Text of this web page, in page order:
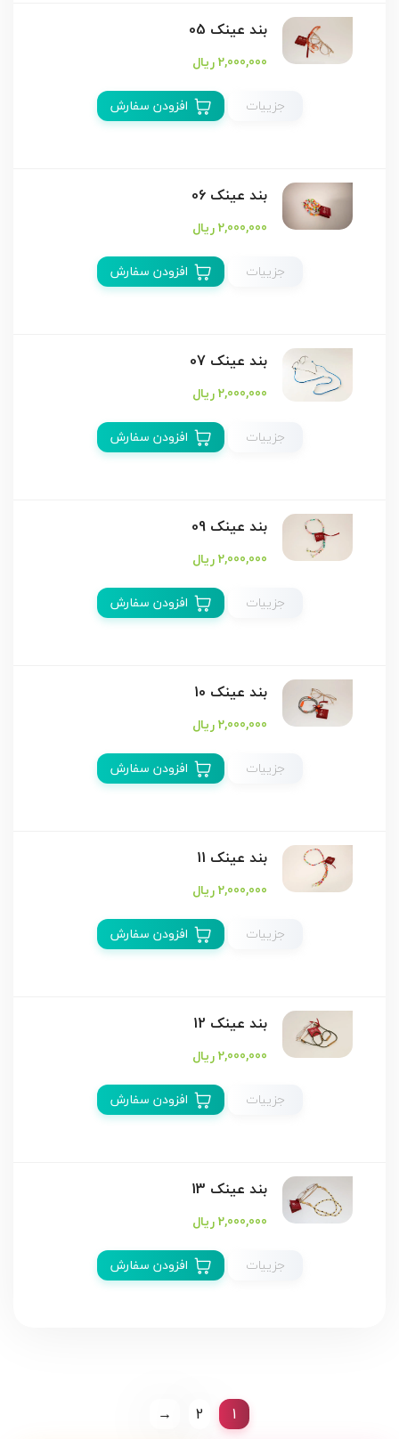
بند عینک 05
2,000,000 ریال
جزییات
افزودن سفارش
بند عینک 06
2,000,000 ریال
جزییات
افزودن سفارش
بند عینک 07
2,000,000 ریال
جزییات
افزودن سفارش
بند عینک 09
2,000,000 ریال
جزییات
افزودن سفارش
بند عینک 10
2,000,000 ریال
جزییات
افزودن سفارش
بند عینک 11
2,000,000 ریال
جزییات
افزودن سفارش
بند عینک 12
2,000,000 ریال
جزییات
افزودن سفارش
بند عینک 13
2,000,000 ریال
جزییات
افزودن سفارش
1
2
→